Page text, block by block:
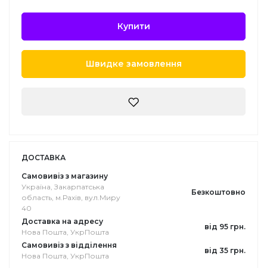
Купити
Швидке замовлення
ДОСТАВКА
Самовивіз з магазину
Україна, Закарпатська
область, м.Рахів, вул.Миру
40
Безкоштовно
Доставка на адресу
Нова Пошта, УкрПошта
від 95 грн.
Самовивіз з відділення
Нова Пошта, УкрПошта
від 35 грн.